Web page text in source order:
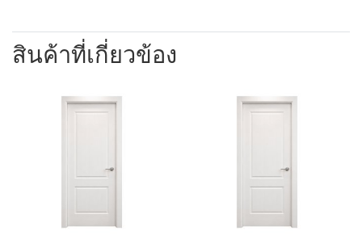
สินค้าที่เกี่ยวข้อง